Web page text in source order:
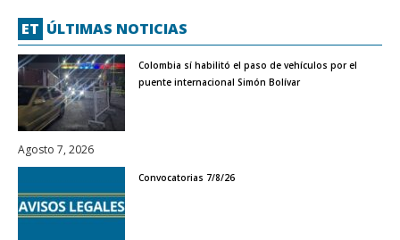
ET ÚLTIMAS NOTICIAS
Colombia sí habilitó el paso de vehículos por el
puente internacional Simón Bolívar
Agosto 7, 2026
Convocatorias 7/8/26